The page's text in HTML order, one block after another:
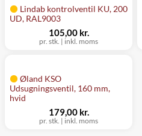
Lindab kontrolventil KU, 200
UD, RAL9003
pr. stk. | inkl. moms
105,00 kr.
Øland KSO
Udsugningsventil, 160 mm,
hvid
pr. stk. | inkl. moms
179,00 kr.